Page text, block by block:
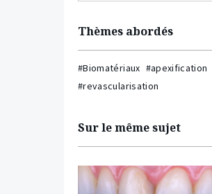
Thèmes abordés
#Biomatériaux #apexification
#revascularisation
Sur le même sujet